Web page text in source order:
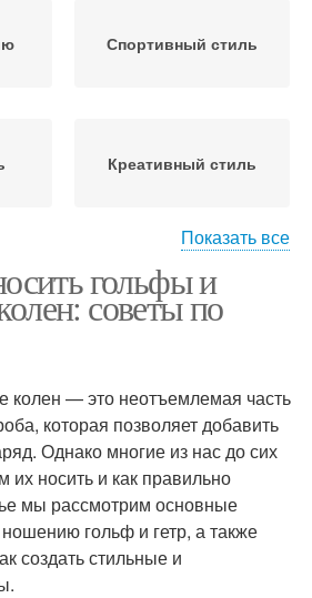
Спортивный стиль
Креативный стиль
Колена в деловом
стиле
Колена в
романтическом стиле
Стиль в одежде
Показать все
гольфы и
советы по
— это неотъемлемая часть
которая позволяет добавить
Однако многие из нас до сих
их носить и как правильно
мы рассмотрим основные
гольф и гетр, а также
создать стильные и